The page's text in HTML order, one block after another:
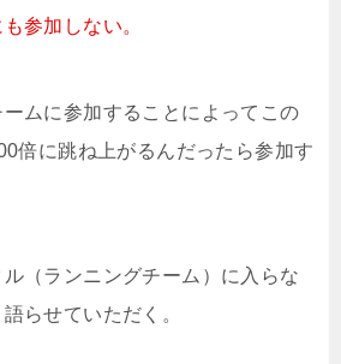
参加しない。
ムに参加することによってこの
倍に跳ね上がるんだったら参加す
（ランニングチーム）に入らな
らせていただく。